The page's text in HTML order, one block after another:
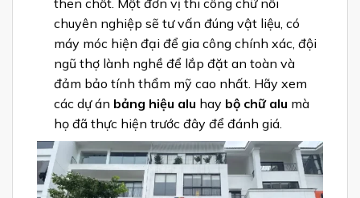
chuyên nghiệp sẽ tư vấn đúng vật liệu, có
máy móc hiện đại để gia công chính xác, đội
ngũ thợ lành nghề để lắp đặt an toàn và
đảm bảo tính thẩm mỹ cao nhất. Hãy xem
các dự án bảng hiệu alu hay bộ chữ alu mà
họ đã thực hiện trước đây để đánh giá.